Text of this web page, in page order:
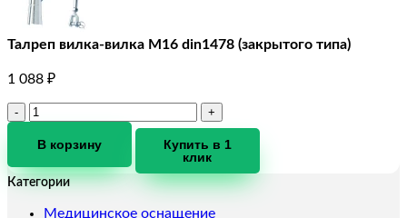
Талреп вилка-вилка М16 din1478 (закрытого типа)
1 088 ₽
Количество
Талреп
вилка
din1478
В корзину
Купить в 1
клик
Категории
Медицинское оснащение